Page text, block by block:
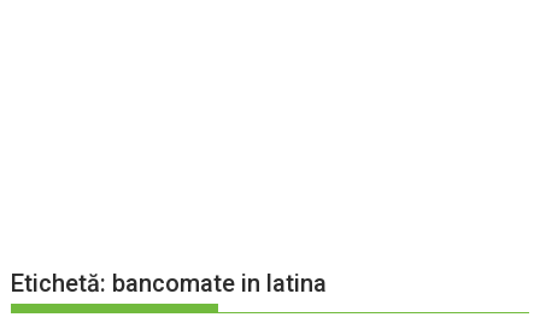
Etichetă: bancomate in latina